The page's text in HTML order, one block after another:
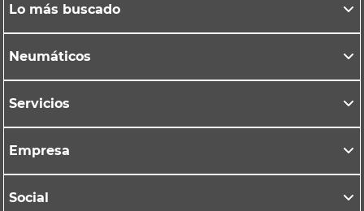
Lo más buscado
Neumáticos
Servicios
Empresa
Social